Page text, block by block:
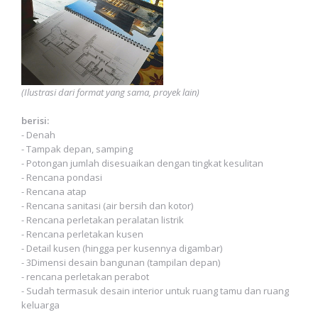
(Ilustrasi dari format yang sama, proyek lain)
berisi:
- Denah
- Tampak depan, samping
- Potongan jumlah disesuaikan dengan tingkat kesulitan
- Rencana pondasi
- Rencana atap
- Rencana sanitasi (air bersih dan kotor)
- Rencana perletakan peralatan listrik
- Rencana perletakan kusen
- Detail kusen (hingga per kusennya digambar)
- 3Dimensi desain bangunan (tampilan depan)
- rencana perletakan perabot
- Sudah termasuk desain interior untuk ruang tamu dan ruang
keluarga